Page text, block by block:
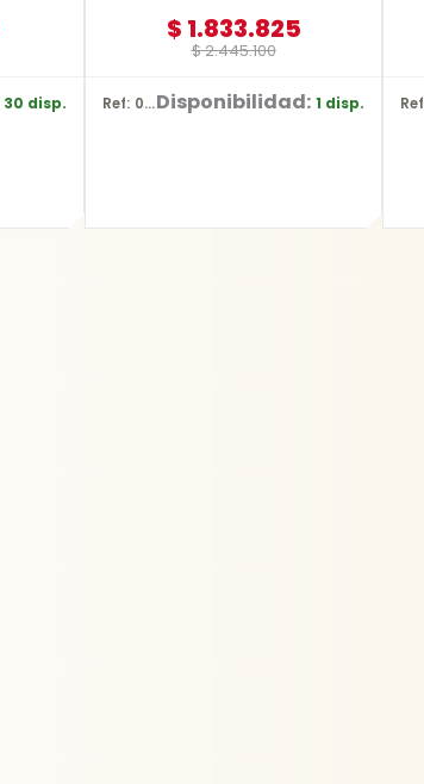
30 disp.
$2.445.100
$ 1.833.825
Ref: 0601.072.Z00-000Disponibilidad: 1 disp.